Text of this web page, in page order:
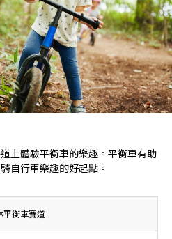
上體驗平衡車的樂趣。平衡車有助
自行車樂趣的好起點。
平衡車賽道